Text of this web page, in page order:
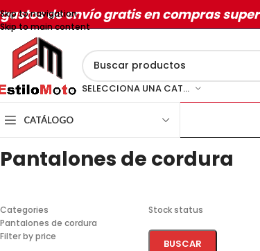
Skip to navigation
Skip to main content
de envío gratis en compras
SELECCIONA UNA CATEGORÍA
CATÁLOGO
Pantalones de cordura
Categories
Pantalones de cordura
Stock status
Filter by price
BUSCAR